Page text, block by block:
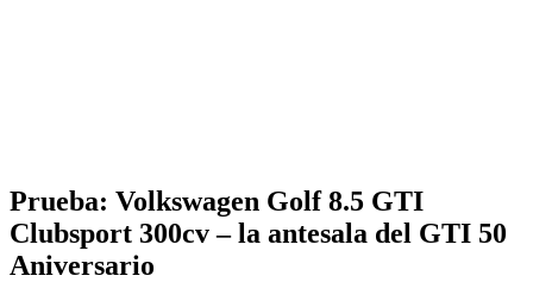
Prueba: Volkswagen Golf 8.5 GTI
Clubsport 300cv – la antesala del GTI 50
Aniversario